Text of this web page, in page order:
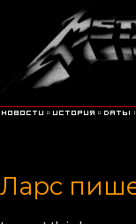
Ларс